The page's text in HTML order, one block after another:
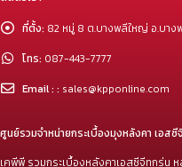
ที่ตั้ง: 82 หมู่ 8 ต.บางพลีใหญ่ อ.บาง
โทร: 087-443-7777
Email : : sales@kpponline.com
ศูนย์รวมจำหน่ายกระเบื้องมุงหลังคา เอสซี
เคพีพี รวมกระเบื้องหลังคาเอสซีจีทุกรุ่น